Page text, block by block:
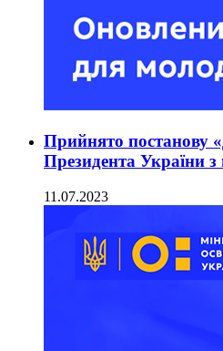
Прийнято постанову
Президента України з
11.07.2023